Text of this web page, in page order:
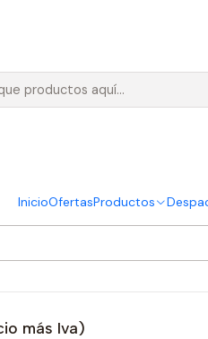
InicioOfertasProductos
más Iva)